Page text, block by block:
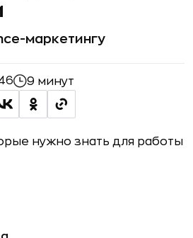
маркетингу
9 минут